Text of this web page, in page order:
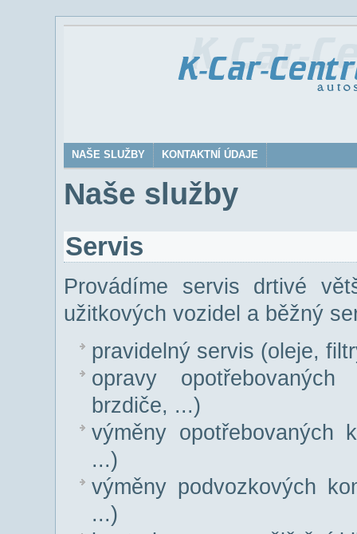
NAŠE SLUŽBY KONTAKTNÍ ÚDAJE
Naše služby
Servis
Provádíme servis drtivé
užitkových vozidel a běžný
pravidelný servis (oleje,
opravy opotřebovaných
brzdiče, ...)
výměny opotřebovaných
...)
výměny podvozkových
...)